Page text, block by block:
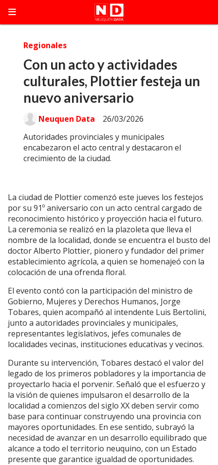
Con un acto y actividades
culturales, Plottier festeja un
nuevo aniversario
Autoridades provinciales y municipales
encabezaron el acto central y destacaron el
crecimiento de la ciudad.
Regionales
26/03/2026
Neuquen Data
La ciudad de Plottier comenzó este jueves los festejos
por su 91º aniversario con un acto central cargado de
reconocimiento histórico y proyección hacia el futuro.
La ceremonia se realizó en la plazoleta que lleva el
nombre de la localidad, donde se encuentra el busto del
doctor Alberto Plottier, pionero y fundador del primer
establecimiento agrícola, a quien se homenajeó con la
colocación de una ofrenda floral.
El evento contó con la participación del ministro de
Gobierno, Mujeres y Derechos Humanos, Jorge
Tobares, quien acompañó al intendente Luis Bertolini,
junto a autoridades provinciales y municipales,
representantes legislativos, jefes comunales de
localidades vecinas, instituciones educativas y vecinos.
Durante su intervención, Tobares destacó el valor del
legado de los primeros pobladores y la importancia de
proyectarlo hacia el porvenir. Señaló que el esfuerzo y
la visión de quienes impulsaron el desarrollo de la
localidad a comienzos del siglo XX deben servir como
base para continuar construyendo una provincia con
mayores oportunidades. En ese sentido, subrayó la
necesidad de avanzar en un desarrollo equilibrado que
alcance a todo el territorio neuquino, con un Estado
presente que garantice igualdad de oportunidades.